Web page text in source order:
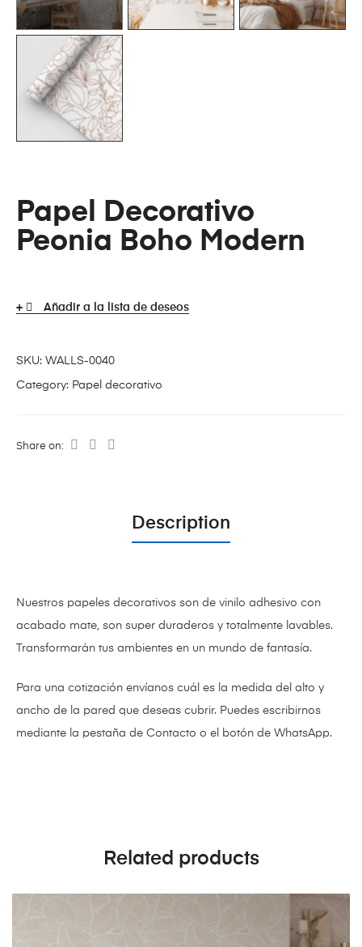
Papel Decorativo
Peonia Boho Modern
Añadir a la lista de deseos
SKU: WALLS-0040
Category: Papel decorativo
Share on:
Description
Nuestros papeles decorativos son de vinilo adhesivo con
acabado mate, son super duraderos y totalmente lavables.
Transformarán tus ambientes en un mundo de fantasía.
Para una cotización envíanos cuál es la medida del alto y
ancho de la pared que deseas cubrir. Puedes escribirnos
mediante la pestaña de Contacto o el botón de WhatsApp.
Related products